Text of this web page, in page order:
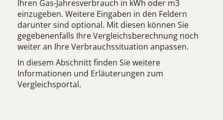
Ihren Gas-Jahresverbrauch in kWh oder m3
einzugeben. Weitere Eingaben in den Feldern
darunter sind optional. Mit diesen können Sie
gegebenenfalls Ihre Vergleichsberechnung noch
weiter an Ihre Verbrauchssituation anpassen.
In diesem Abschnitt finden Sie weitere
Informationen und Erläuterungen zum
Vergleichsportal.